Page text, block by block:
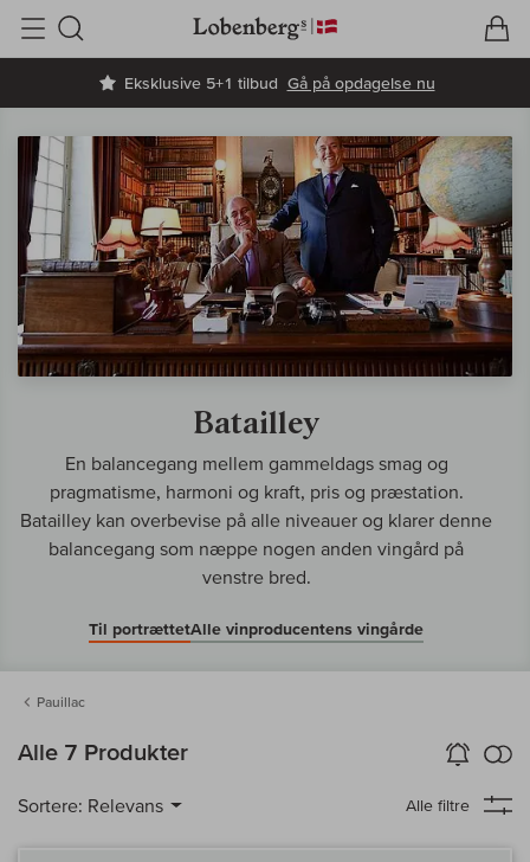
Eksklusive 5+1 tilbud Gå på opdagelse nu
Søg
Batailley
En balancegang mellem gammeldags smag og
pragmatisme, harmoni og kraft, pris og præstation.
Batailley kan overbevise på alle niveauer og klarer denne
balancegang som næppe nogen anden vingård på
venstre bred.
Til portrættetAlle vinproducentens vingårde
Pauillac
Alle 7 Produkter Vin-Alarm
aktiver
Sortere: Relevans Alle filtre